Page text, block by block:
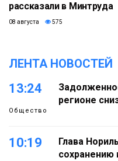
рассказали в Минтруда
08 августа 575
ЛЕНТА НОВОСТЕЙ
13:24
Общество
регионе
10:19
Глава
сохранению